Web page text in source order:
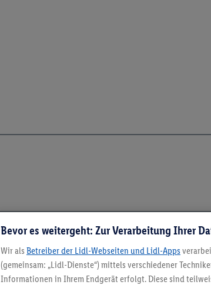
Bevor es weitergeht: Zur Verarbeitung Ihrer
Wir als Betreiber der Lidl-Webseiten und Lidl-Apps
(gemeinsam: „Lidl-Dienste“) mittels verschiedener
Informationen in Ihrem Endgerät erfolgt. Diese sind